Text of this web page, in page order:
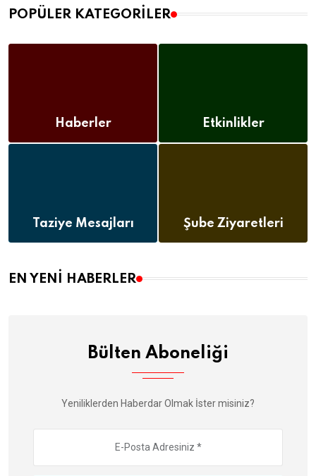
POPÜLER KATEGORILER
Haberler Etkinlikler
Taziye Mesajları Şube Ziyaretleri
EN YENI HABERLER
Bülten Aboneliği
Yeniliklerden Haberdar Olmak İster misiniz?